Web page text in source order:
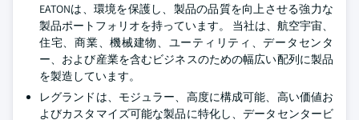
EATONは、環境を保護し、製品の品質を向上させる強力な
製品ポートフォリオを持っています。 当社は、航空宇宙、
住宅、商業、機械建物、ユーティリティ、データセンタ
ー、および産業を含むビジネスのための幅広い配列に製品
を製造しています。
レグランドは、モジュラー、高度に構成可能、高い価値お
よびカスタマイズ可能な製品に特化し、データセンタービ